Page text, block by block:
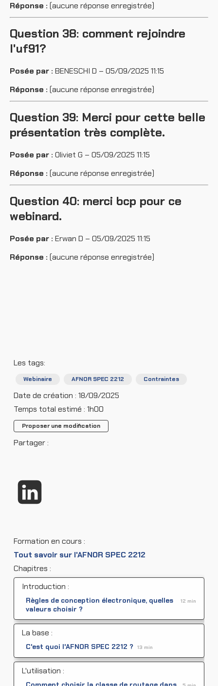
Réponse : (aucune réponse enregistrée)
Question 38: comment rejoindre
l'uf91?
Posée par : BENESCHI D – 05/09/2025 11:15
Réponse : (aucune réponse enregistrée)
Question 39: Merci pour cette belle
présentation très complète.
Posée par : Oliviet G – 05/09/2025 11:15
Réponse : (aucune réponse enregistrée)
Question 40: merci bcp pour ce
webinard.
Posée par : Erwan D – 05/09/2025 11:15
Réponse : (aucune réponse enregistrée)
Les tags:
Webinaire AFNOR SPEC 2212 Contraintes
Date de création : 18/09/2025
Temps total estimé : 1h00
Proposer une modification
Partager :
Formation en cours :
Tout savoir sur l'AFNOR SPEC 2212
Chapitres :
Introduction :
Règles de conception électronique, quelles
valeurs choisir ?
12 min
La base :
C'est quoi l'AFNOR SPEC 2212 ? 13 min
L'utilisation :